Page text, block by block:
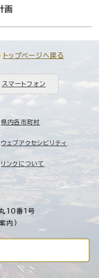
画
トップページへ戻る
スマートフォン
10番1号
内）
県内各市町村
ウェブアクセシビリティ
リンクについて